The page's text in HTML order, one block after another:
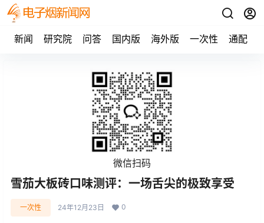
新闻 研究院 问答 国内版 海外版 一次性 通配
微信扫码
雪茄大板砖口味测评：一场舌尖的极致享受
一次性 24年12月23日 0